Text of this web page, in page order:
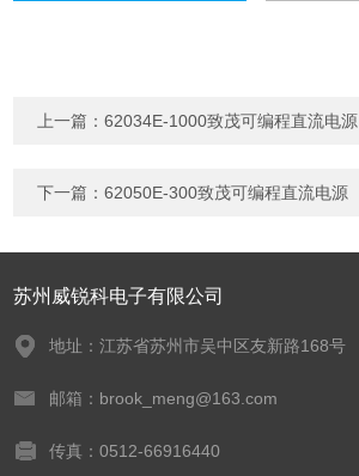
上一篇：62034E-1000致茂可编程直流电源
下一篇：62050E-300致茂可编程直流电源
苏州威锐科电子有限公司
地址：江苏省苏州市吴中区友新路168号
邮箱：brook_meng@163.com
传真：0512-66916440